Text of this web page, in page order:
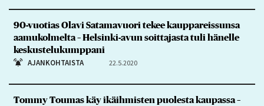
90-vuotias Olavi Satamavuori tekee kauppareissunsa
aamukolmelta – Helsinki-avun soittajasta tuli hänelle
keskustelukumppani
AJANKOHTAISTA 22.5.2020
Tommy Toumas käy ikäihmisten puolesta kaupassa –